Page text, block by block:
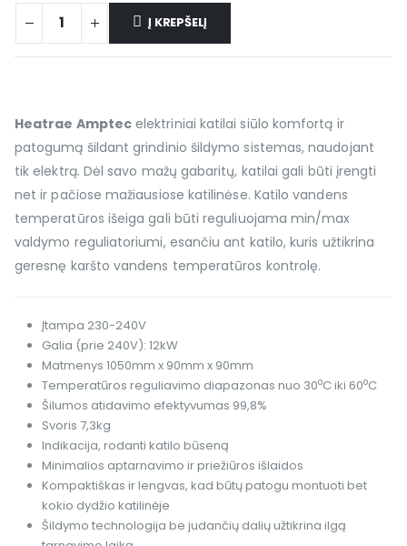
Į KREPŠELĮ
Heatrae Amptecelektriniai katilai siūlo komfortą ir
patogumą šildant grindinio šildymo sistemas, naudojant
tik elektrą. Dėl savo mažų gabaritų, katilai gali būti įrengti
net ir pačiose mažiausiose katilinėse. Katilo vandens
temperatūros išeiga gali būti reguliuojama min/max
valdymo reguliatoriumi, esančiu ant katilo, kuris užtikrina
geresnę karšto vandens temperatūros kontrolę.
Įtampa 230-240V
Galia (prie 240V): 12kW
Matmenys 1050mm x 90mm x 90mm
Temperatūros reguliavimo diapazonas nuo 30oC iki 60oC
Šilumos atidavimo efektyvumas 99,8%
Svoris 7,3kg
Indikacija, rodanti katilo būseną
Minimalios aptarnavimo ir priežiūros išlaidos
Kompaktiškas ir lengvas, kad būtų patogu montuoti bet
kokio dydžio katilinėje
Šildymo technologija be judančių dalių užtikrina ilgą